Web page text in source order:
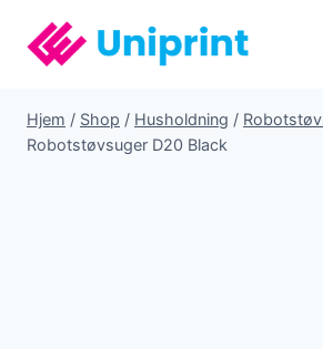
indhold
Hjem / Shop / Husholdning /
Robotstøvsuger D20 Black